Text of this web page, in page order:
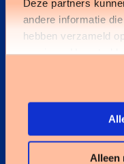
Deze partners
andere informatie
hebben verzameld
services. U gaat
Alleen
Kennisbank
Services